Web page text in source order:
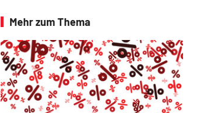
Mehr zum Thema